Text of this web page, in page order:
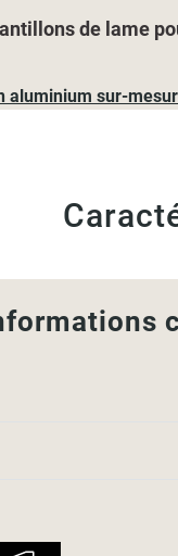
de lame
aluminium sur-